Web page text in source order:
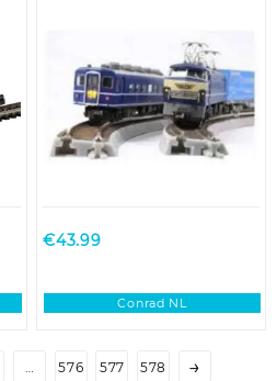
€43.99
Conrad NL
576 577 578 →